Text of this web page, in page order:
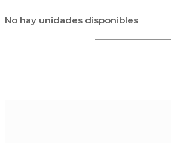
No hay unidades disponibles